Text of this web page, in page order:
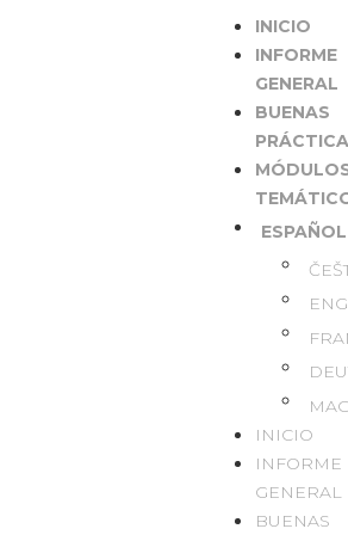
INICIO
INFORME
GENERAL
BUENAS
ESPAÑOL
INICIO
INFORME
GENERAL
BUENAS